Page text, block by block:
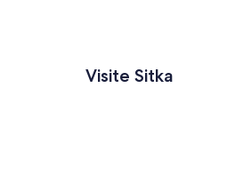
Visite Sitka